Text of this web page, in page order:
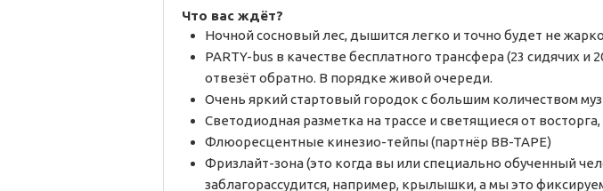
Что вас ждёт?
Ночной сосновый лес, дышится легко и точно будет не
PARTY-bus в качестве бесплатного трансфера (23 сидячих и
отвезёт обратно. В порядке живой очереди.
Очень яркий стартовый городок с большим количеством
Светодиодная разметка на трассе и светящиеся от
Флюоресцентные кинезио-тейпы (партнёр BB-TAPE)
Фризлайт-зона (это когда вы или специально обученный
заблагорассудится, например, крылышки, а мы это